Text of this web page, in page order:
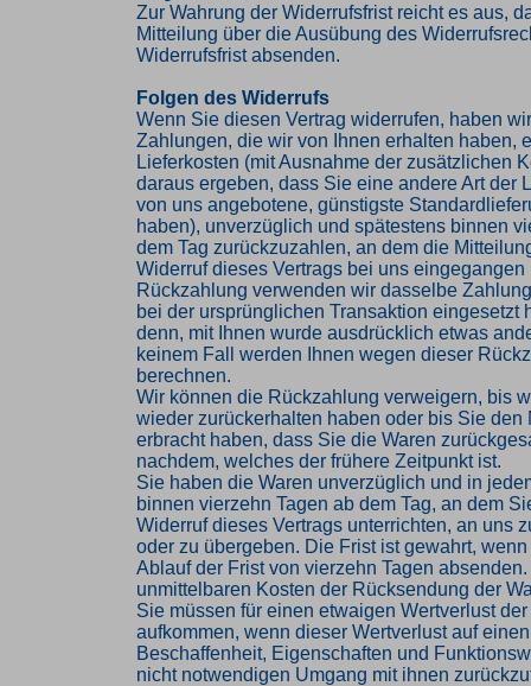
Zur Wahrung der Widerrufsfrist reicht es aus,
Mitteilung über die Ausübung des
Widerrufsfrist absenden.
Folgen des Widerrufs
Wenn Sie diesen Vertrag widerrufen, haben
Zahlungen, die wir von Ihnen erhalten haben,
Lieferkosten (mit Ausnahme der zusätzlichen
daraus ergeben, dass Sie eine andere Art der
von uns angebotene, günstigste
haben), unverzüglich und spätestens binnen
dem Tag zurückzuzahlen, an dem die
Widerruf dieses Vertrags bei uns eingegangen
Rückzahlung verwenden wir dasselbe
bei der ursprünglichen Transaktion eingesetzt
denn, mit Ihnen wurde ausdrücklich etwas
keinem Fall werden Ihnen wegen dieser
berechnen.
Wir können die Rückzahlung verweigern, bis
wieder zurückerhalten haben oder bis Sie den
erbracht haben, dass Sie die Waren
nachdem, welches der frühere Zeitpunkt ist.
Sie haben die Waren unverzüglich und in
binnen vierzehn Tagen ab dem Tag, an dem
Widerruf dieses Vertrags unterrichten, an uns
oder zu übergeben. Die Frist ist gewahrt,
Ablauf der Frist von vierzehn Tagen
unmittelbaren Kosten der Rücksendung der
Sie müssen für einen etwaigen Wertverlust
aufkommen, wenn dieser Wertverlust auf
Beschaffenheit, Eigenschaften und
nicht notwendigen Umgang mit ihnen